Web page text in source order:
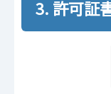
3. 許可証